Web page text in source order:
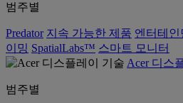
범주별
Predator 지속 가능한 제품 엔터테인
이밍 SpatialLabs™ 스마트 모니터
Acer 디스
범주별